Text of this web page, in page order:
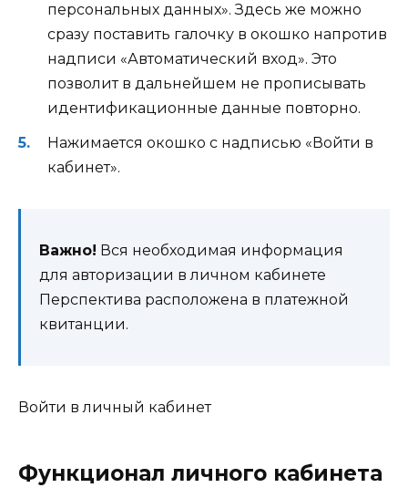
персональных данных». Здесь же можно
сразу поставить галочку в окошко напротив
надписи «Автоматический вход». Это
позволит в дальнейшем не прописывать
идентификационные данные повторно.
Нажимается окошко с надписью «Войти в
кабинет».
Важно! Вся необходимая информация
для авторизации в личном кабинете
Перспектива расположена в платежной
квитанции.
Войти в личный кабинет
Функционал личного кабинета